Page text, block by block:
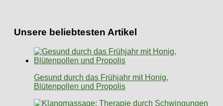
Unsere beliebtesten Artikel
Gesund durch das Frühjahr mit Honig,
Blütenpollen und Propolis